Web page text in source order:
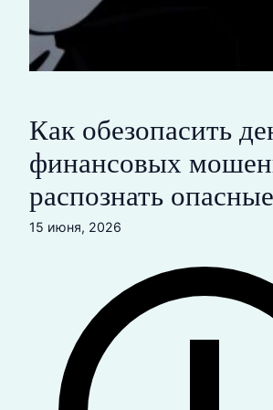
Как обезопасить
финансовых
распознать
15 июня, 2026